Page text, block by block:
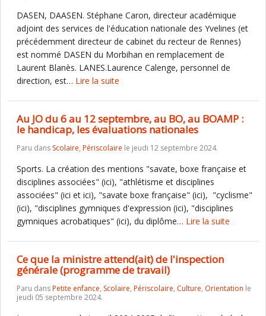
DASEN, DAASEN. Stéphane Caron, directeur académique
adjoint des services de l'éducation nationale des Yvelines (et
précédemment directeur de cabinet du recteur de Rennes)
est nommé DASEN du Morbihan en remplacement de
Laurent Blanès. LANES.Laurence Calenge, personnel de
direction, est… Lire la suite
Au JO du 6 au 12 septembre, au BO, au BOAMP :
le handicap, les évaluations nationales
Paru dans Scolaire, Périscolaire le jeudi 12 septembre 2024.
Sports. La création des mentions "savate, boxe française et
disciplines associées" (ici), "athlétisme et disciplines
associées" (ici et ici), "savate boxe française" (ici), "cyclisme"
(ici), "disciplines gymniques d'expression (ici), "disciplines
gymniques acrobatiques" (ici), du diplôme… Lire la suite
Ce que la ministre attend(ait) de l'inspection
générale (programme de travail)
Paru dansPetite enfance, Scolaire, Périscolaire, Culture, Orientation le
jeudi 05 septembre 2024.